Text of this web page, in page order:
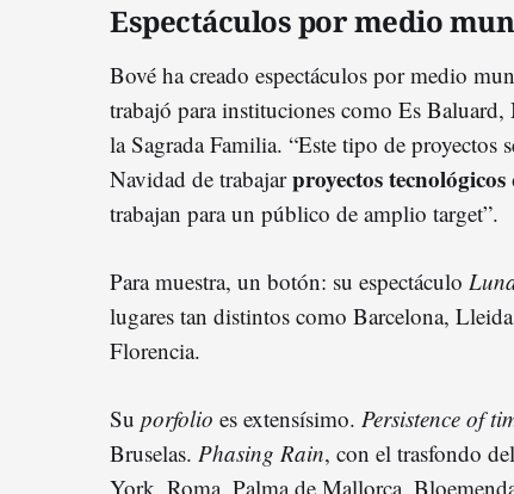
Espectáculos por medio
Bové ha creado espectáculos por medio
trabajó para instituciones como Es
la Sagrada Familia. “Este tipo de proyectos
Navidad de trabajarproyectos
trabajan para un público de amplio target”.
Para muestra, un botón: su espectáculo
lugares tan distintos como Barcelona,
Florencia.
Su porfolio es extensísimo. Persistence of
Bruselas. Phasing Rain, con el trasfondo
York, Roma, Palma de Mallorca,